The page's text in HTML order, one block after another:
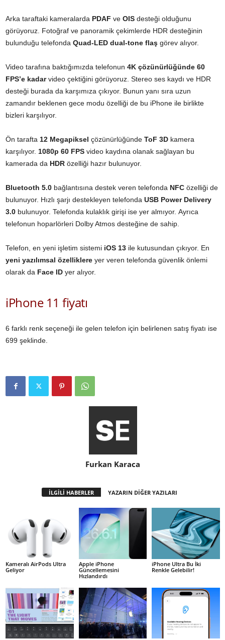
Arka taraftaki kameralarda PDAF ve OIS desteği olduğunu
görüyoruz. Fotoğraf ve panoramik çekimlerde HDR desteğinin
bulunduğu telefonda Quad-LED dual-tone flaş görev alıyor.
Video tarafına baktığımızda telefonun 4K çözünürlüğünde 60
FPS’e kadarvideo çektiğini görüyoruz. Stereo ses kaydı ve HDR
desteği burada da karşımıza çıkıyor. Bunun yanı sıra uzun
zamandır beklenen gece modu özelliği de bu iPhone ile birlikte
bizleri karşılıyor.
Ön tarafta 12 Megapiksel çözünürlüğünde ToF 3D kamera
karşılıyor. 1080p 60 FPS video kaydına olanak sağlayan bu
kamerada da HDR özelliği hazır bulunuyor.
Bluetooth 5.0 bağlantısına destek veren telefonda NFC özelliği de
bulunuyor. Hızlı şarjı destekleyen telefonda USB Power Delivery
3.0 bulunuyor. Telefonda kulaklık girişi ise yer almıyor. Ayrıca
telefonun hoparlörleri Dolby Atmos desteğine de sahip.
Telefon, en yeni işletim sistemi iOS 13 ile kutusundan çıkıyor. En
yeni yazılımsal özelliklere yer veren telefonda güvenlik önlemi
olarak da Face ID yer alıyor.
iPhone 11 fiyatı
6 farklı renk seçeneği ile gelen telefon için belirlenen satış fiyatı ise
699 şeklinde.
Furkan Karaca
İLGİLİ HABERLER YAZARIN DİĞER YAZILARI
Kameralı AirPods Ultra
Geliyor
Apple iPhone
Güncellemesini
Hızlandırdı
iPhone Ultra Bu İki
Renkle Gelebilir!